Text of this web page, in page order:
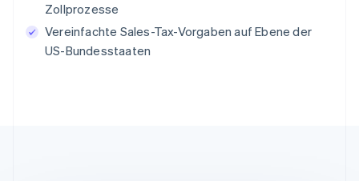
Zollprozesse
Vereinfachte Sales-Tax-Vorgaben auf Ebene der
US-Bundesstaaten